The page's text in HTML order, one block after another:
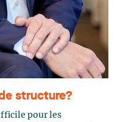
structure?
pour les